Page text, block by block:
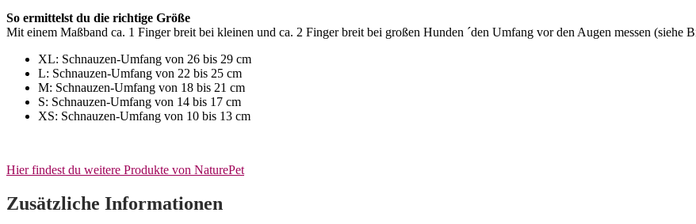
So ermittelst du die richtige Größe
Mit einem Maßband ca. 1 Finger breit bei kleinen und ca. 2 Finger breit bei großen Hunden ´den Umfang vor den Augen messen (siehe
XL: Schnauzen-Umfang von 26 bis 29 cm
L: Schnauzen-Umfang von 22 bis 25 cm
M: Schnauzen-Umfang von 18 bis 21 cm
S: Schnauzen-Umfang von 14 bis 17 cm
XS: Schnauzen-Umfang von 10 bis 13 cm
Hier findest du weitere Produkte von NaturePet
Zusätzliche Informationen